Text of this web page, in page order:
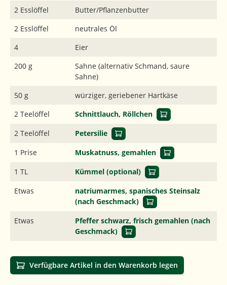
2 Esslöffel
Butter/Pflanzenbutter
2 Esslöffel
neutrales Öl
4
Eier
200 g
Sahne (alternativ Schmand, saure
Sahne)
50 g
würziger, geriebener Hartkäse
2 Teelöffel
Schnittlauch, Röllchen
2 Teelöffel
Petersilie
1 Prise
Muskatnuss, gemahlen
1 TL
Kümmel (optional)
Etwas
natriumarmes, spanisches Steinsalz
(nach Geschmack)
Etwas
Pfeffer schwarz, frisch gemahlen (nach
Geschmack)
Verfügbare Artikel in den Warenkorb legen